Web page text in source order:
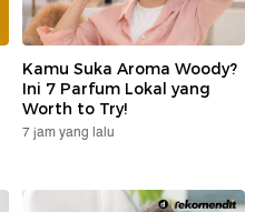
Kamu Suka Aroma Woody?
Ini 7 Parfum Lokal yang
Worth to Try!
7 jam yang lalu